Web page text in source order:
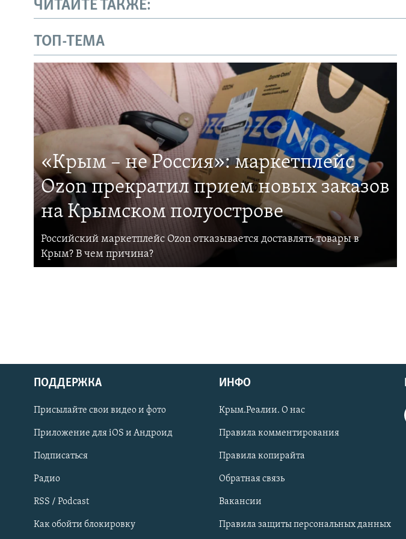
Українською
Qırımtatar
ПРИСОЕДИНЯЙТЕСЬ!
ЧИТАЙТЕ ТАКЖЕ:
ТОП-ТЕМА
«Крым – не Россия»: маркетплейс
Ozon прекратил прием новых заказов
на Крымском полуострове
Российский маркетплейс Ozon отказывается доставлять товары в
Крым? В чем причина?
ПОДДЕРЖКА
Присылайте свои видео и фото
Приложение для iOS и Андроид
Подписаться
Радио
RSS / Podcast
Как обойти блокировку
ИНФО
Крым.Реалии. О нас
Правила комментирования
Правила копирайта
Обратная связь
Вакансии
Правила защиты персональных данных